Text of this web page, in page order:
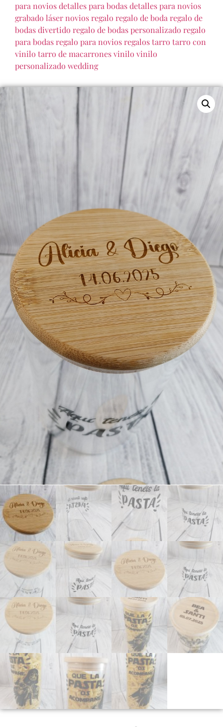
para noviosdetalles para bodasdetalles para novios
grabado lásernoviosregalo regalo de boda regalo de
bodas divertido regalo de bodas personalizado regalo
para bodasregalo para noviosregalostarro tarro con
vinilo tarro de macarronesvinilo vinilo
personalizado wedding